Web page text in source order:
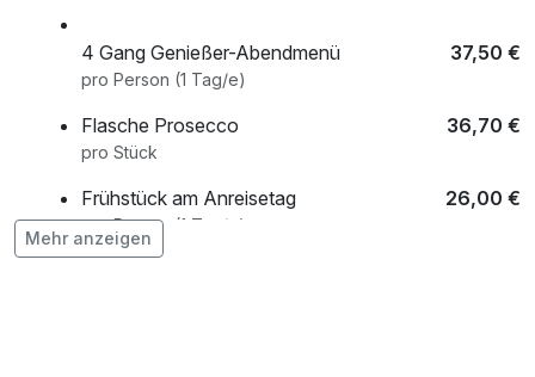
4 Gang Genießer-Abendmenü 37,50 €
pro Person (1 Tag/e)
Flasche Prosecco 36,70 €
pro Stück
Frühstück am Anreisetag 26,00 €
pro Person (1 Tag/e)
Mehr anzeigen